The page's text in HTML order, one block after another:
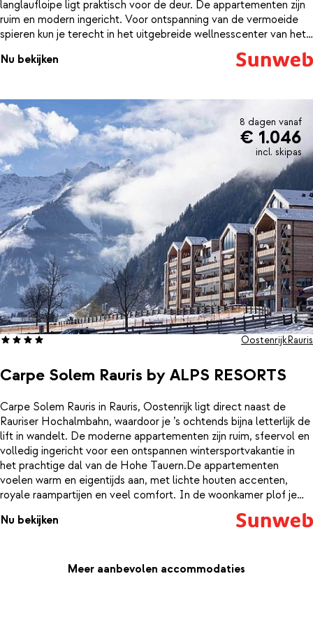
langlaufloipe ligt praktisch voor de deur. De appartementen zijn
ruim en modern ingericht. Voor ontspanning van de vermoeide
spieren kun je terecht in het uitgebreide wellnesscenter van het
resort. Als je een dagje wat anders wilt kan je makkelijk naar het
skigebied Zell am See/Kaprun op circa 30 kilometer. Of ga
Nu bekijken
8 dagen vanaf
€ 1.046
incl. skipas
Carpe Solem Rauris by ALPS RESORTS
OostenrijkRauris
Carpe Solem Rauris in Rauris, Oostenrijk ligt direct naast de
Rauriser Hochalmbahn, waardoor je ’s ochtends bijna letterlijk de
lift in wandelt. De moderne appartementen zijn ruim, sfeervol en
volledig ingericht voor een ontspannen wintersportvakantie in
het prachtige dal van de Hohe Tauern.De appartementen
voelen warm en eigentijds aan, met lichte houten accenten,
royale raampartijen en veel comfort. In de woonkamer plof je
toppen. De slaapkamers zijn knus en rustig, en de moderne
bergappartement.Na een dag op de piste is het heerlijk
Nu bekijken
Meer aanbevolen accommodaties